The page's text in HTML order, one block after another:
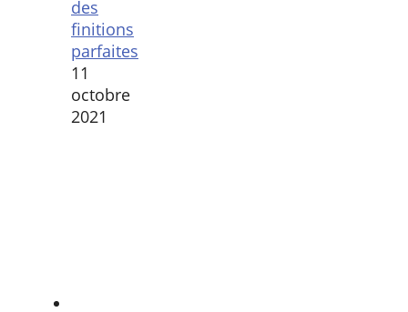
des
finitions
parfaites
11
octobre
2021